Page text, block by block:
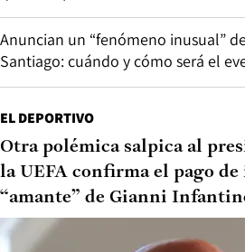
Anuncian un “fenómeno inusual”
Santiago: cuándo y cómo será el
EL DEPORTIVO
Otra polémica salpica al
la UEFA confirma el pago
“amante” de Gianni